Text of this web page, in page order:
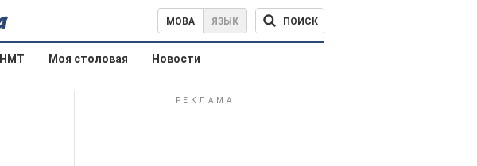
МОВА ЯЗЫК ПОИСК
НМТ Моя столовая Новости